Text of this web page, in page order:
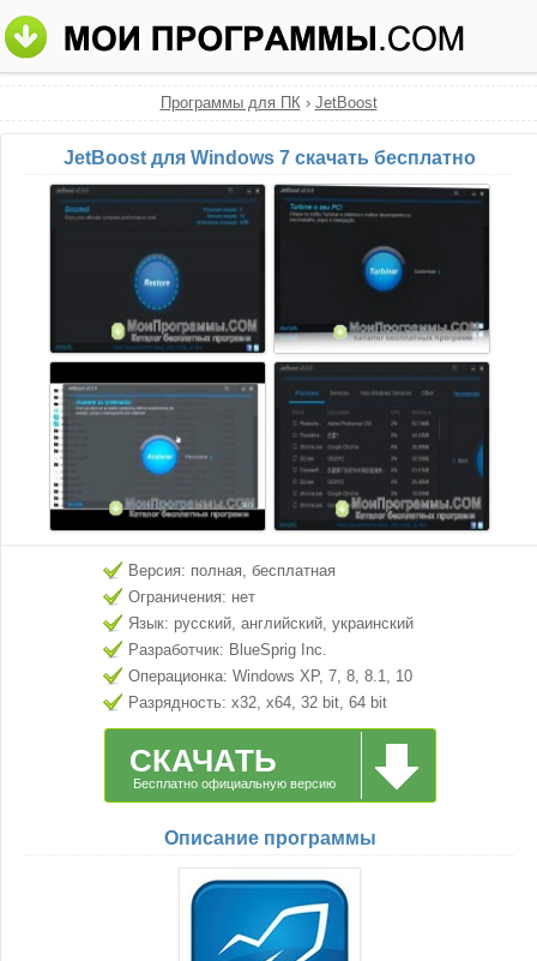
Программы для ПК› JetBoost
JetBoost для Windows 7 скачать бесплатно
Версия: полная, бесплатная
Ограничения: нет
Язык: русский, английский, украинский
Разработчик: BlueSprig Inc.
Операционка: Windows XP, 7, 8, 8.1, 10
Разрядность: x32, x64, 32 bit, 64 bit
СКАЧАТЬ
Бесплатно официальную версию
Описание программы